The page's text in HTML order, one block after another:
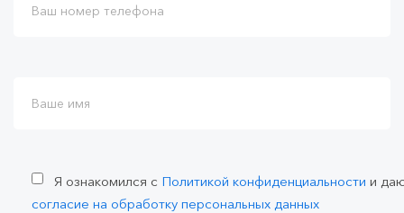
Я ознакомился с Политикой конфиденциальности и
согласие на обработку персональных данных